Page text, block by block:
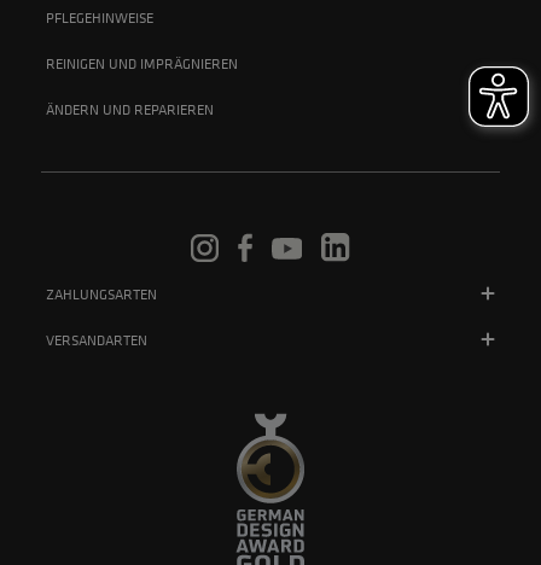
PFLEGEHINWEISE
REINIGEN UND IMPRÄGNIEREN
ÄNDERN UND REPARIEREN
ZAHLUNGSARTEN
VERSANDARTEN